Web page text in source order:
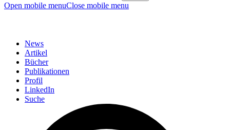
Open mobile menuClose mobile menu
News
Artikel
Bücher
Publikationen
Profil
LinkedIn
Suche